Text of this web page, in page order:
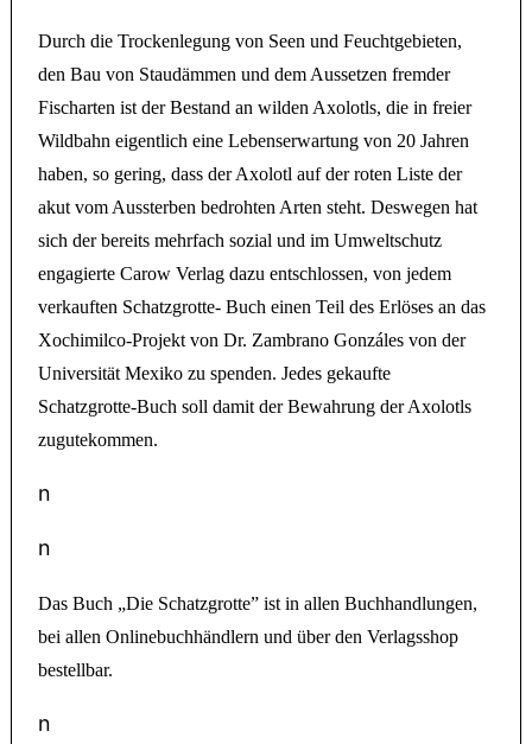
Durch die Trockenlegung von Seen und Feuchtgebieten,
den Bau von Staudämmen und dem Aussetzen fremder
Fischarten ist der Bestand an wilden Axolotls, die in freier
Wildbahn eigentlich eine Lebenserwartung von 20 Jahren
haben, so gering, dass der Axolotl auf der roten Liste der
akut vom Aussterben bedrohten Arten steht. Deswegen hat
sich der bereits mehrfach sozial und im Umweltschutz
engagierte Carow Verlag dazu entschlossen, von jedem
verkauften Schatzgrotte- Buch einen Teil des Erlöses an das
Xochimilco-Projekt von Dr. Zambrano Gonzáles von der
Universität Mexiko zu spenden. Jedes gekaufte
Schatzgrotte-Buch soll damit der Bewahrung der Axolotls
zugutekommen.
n
n
Das Buch „Die Schatzgrotte” ist in allen Buchhandlungen,
bei allen Onlinebuchhändlern und über den Verlagsshop
bestellbar.
n